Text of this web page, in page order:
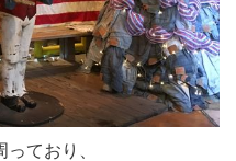
ており、